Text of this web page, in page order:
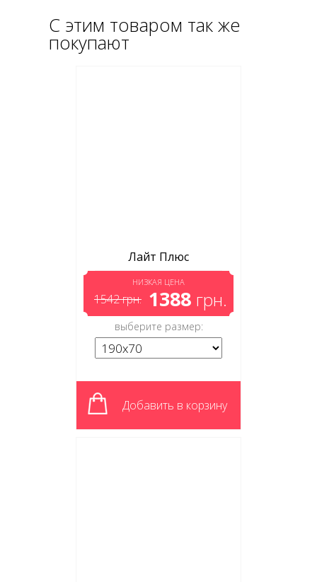
С этим товаром так же
покупают
Лайт Плюс
НИЗКАЯ ЦЕНА
1542грн. 1388 грн.
выберите размер:
Добавить в корзину